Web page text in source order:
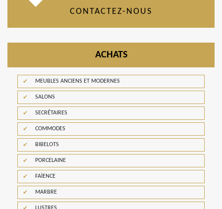
CONTACTEZ-NOUS
ACHATS
MEUBLES ANCIENS ET MODERNES
SALONS
SECRÉTAIRES
COMMODES
BIBELOTS
PORCELAINE
FAÏENCE
MARBRE
LUSTRES